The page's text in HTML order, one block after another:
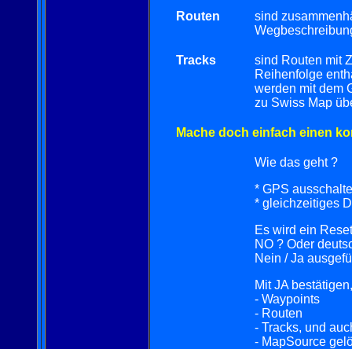
Routen
sind
Tracks
sind Routen mit
Reihenfolge
werden mit dem
zu Swiss Map
Mache doch einfach einen
Wie das geht ?
* GPS
* gleichzeitiges
Es wird ein
NO ? Oder
Nein / Ja
Mit JA
- Waypoints
- Routen
- Tracks, und
- MapSource